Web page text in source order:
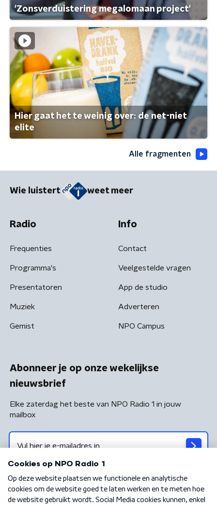
'Zonsverduistering megalomaan project'
Hier gaat het te weinig over: de net-niet
elite
Alle fragmenten
Wie luistert weet meer
Radio
Frequenties
Programma's
Presentatoren
Muziek
Gemist
Info
Contact
Veelgestelde vragen
App de studio
Adverteren
NPO Campus
Abonneer je op onze wekelijkse
nieuwsbrief
Elke zaterdag het beste van NPO Radio 1 in jouw
mailbox